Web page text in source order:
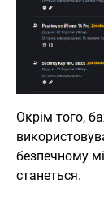
Окрім того,
безпечному
станеться.